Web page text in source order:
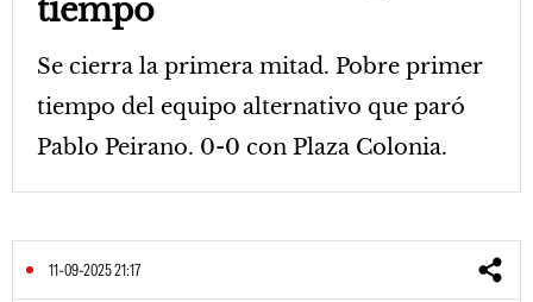
tiempo
Se cierra la primera mitad. Pobre primer
tiempo del equipo alternativo que paró
Pablo Peirano. 0-0 con Plaza Colonia.
11-09-2025 21:17